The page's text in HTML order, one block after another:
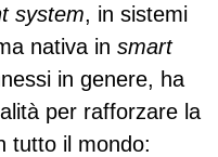
system, in sistemi
nativa in smart
in genere, ha
per rafforzare la
tutto il mondo: